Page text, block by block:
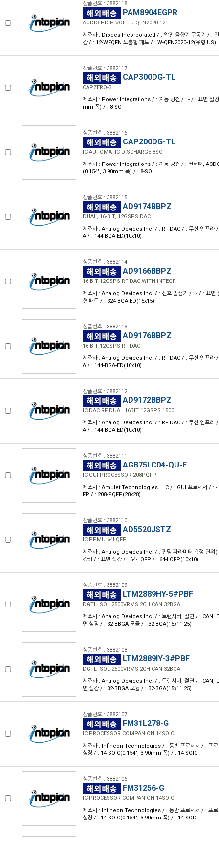
상품번호 : 3882118
PAM8904EGPR
AUDIO HIGH VOLT U-QFN2020-12
제조사 : Diodes Incorporated / : 압전 음향기 구동기 / : 건
장 / : 12-WFQFN 노출형 패드 / : W-QFN2020-12(유형 US)
상품번호 : 3882117
CAP300DG-TL
CAPZERO-3
제조사 : Power Integrations / : 자동 방전 / : - / : 표면 실
mm 폭) / : 8-SO
상품번호 : 3882116
CAP200DG-TL
IC AUTOMATIC DISCHARGE 8SO
제조사 : Power Integrations / : 자동 방전 / : 컨버터,
(0.154", 3.90mm 폭) / : 8-SO
상품번호 : 3882115
AD9174BBPZ
DUAL, 16-BIT, 12GSPS DAC
제조사 : Analog Devices Inc. / : RF DAC / : 무선 인프라 /
A / : 144-BGA-ED(10x10)
상품번호 : 3882114
AD9166BBPZ
16-BIT 12GSPS RF DAC WITH INTEGR
제조사 : Analog Devices Inc. / : 신호 발생기 / : - / : 표면
형 패드 / : 324-BGA-ED(15x15)
상품번호 : 3882113
AD9176BBPZ
16-BIT 12GSPS RF DAC
제조사 : Analog Devices Inc. / : RF DAC / : 무선 인프라 /
A / : 144-BGA-ED(10x10)
상품번호 : 3882112
AD9172BBPZ
IC DAC RF DUAL 16BIT 12GSPS 1500
제조사 : Analog Devices Inc. / : RF DAC / : 무선 인프라 /
A / : 144-BGA-ED(10x10)
상품번호 : 3882111
AGB75LC04-QU-E
IC GUI PROCESSOR 208PQFP
제조사 : Amulet Technologies LLC / : GUI 프로세서 / : -
FP / : 208-PQFP(28x28)
상품번호 : 3882110
AD5520JSTZ
IC PPMU 64LQFP
제조사 : Analog Devices Inc. / : 핀당 파라미터 측정 단위
장비 / : 표면 실장 / : 64-LQFP / : 64-LQFP(10x10)
상품번호 : 3882109
LTM2889HY-5#PBF
DGTL ISOL 2500VRMS 2CH CAN 32BGA
제조사 : Analog Devices Inc. / : 트랜시버, 절연 / : CAN,
면 실장 / : 32-BBGA 모듈 / : 32-BGA(15x11.25)
상품번호 : 3882108
LTM2889IY-3#PBF
DGTL ISOL 2500VRMS 2CH CAN 32BGA
제조사 : Analog Devices Inc. / : 트랜시버, 절연 / : CAN,
면 실장 / : 32-BBGA 모듈 / : 32-BGA(15x11.25)
상품번호 : 3882107
FM31L278-G
IC PROCESSOR COMPANION 14SOIC
제조사 : Infineon Technologies / : 동반 프로세서 / : 프로
실장 / : 14-SOIC(0.154", 3.90mm 폭) / : 14-SOIC
상품번호 : 3882106
FM31256-G
IC PROCESSOR COMPANION 14SOIC
제조사 : Infineon Technologies / : 동반 프로세서 / : 프로
실장 / : 14-SOIC(0.154", 3.90mm 폭) / : 14-SOIC